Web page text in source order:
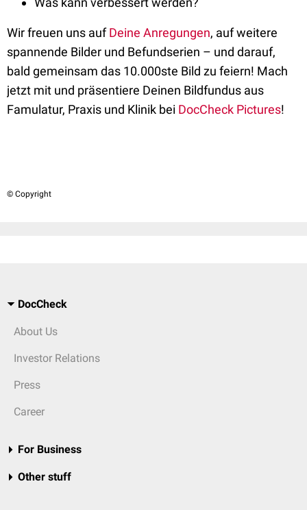
Wir freuen uns aufDeine Anregungen, auf weitere
spannende Bilder und Befundserien – und darauf,
bald gemeinsam das 10.000ste Bild zu feiern! Mach
jetzt mit und präsentiere Deinen Bildfundus aus
Famulatur, Praxis und Klinik bei DocCheck Pictures!
© Copyright
DocCheck
About Us
Investor Relations
Press
Career
For Business
Other stuff